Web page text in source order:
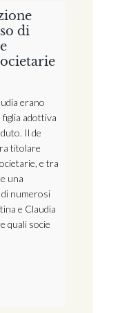
di
erano
adottiva
Il de
titolare
e tra
una
numerosi
e Claudia
quali socie